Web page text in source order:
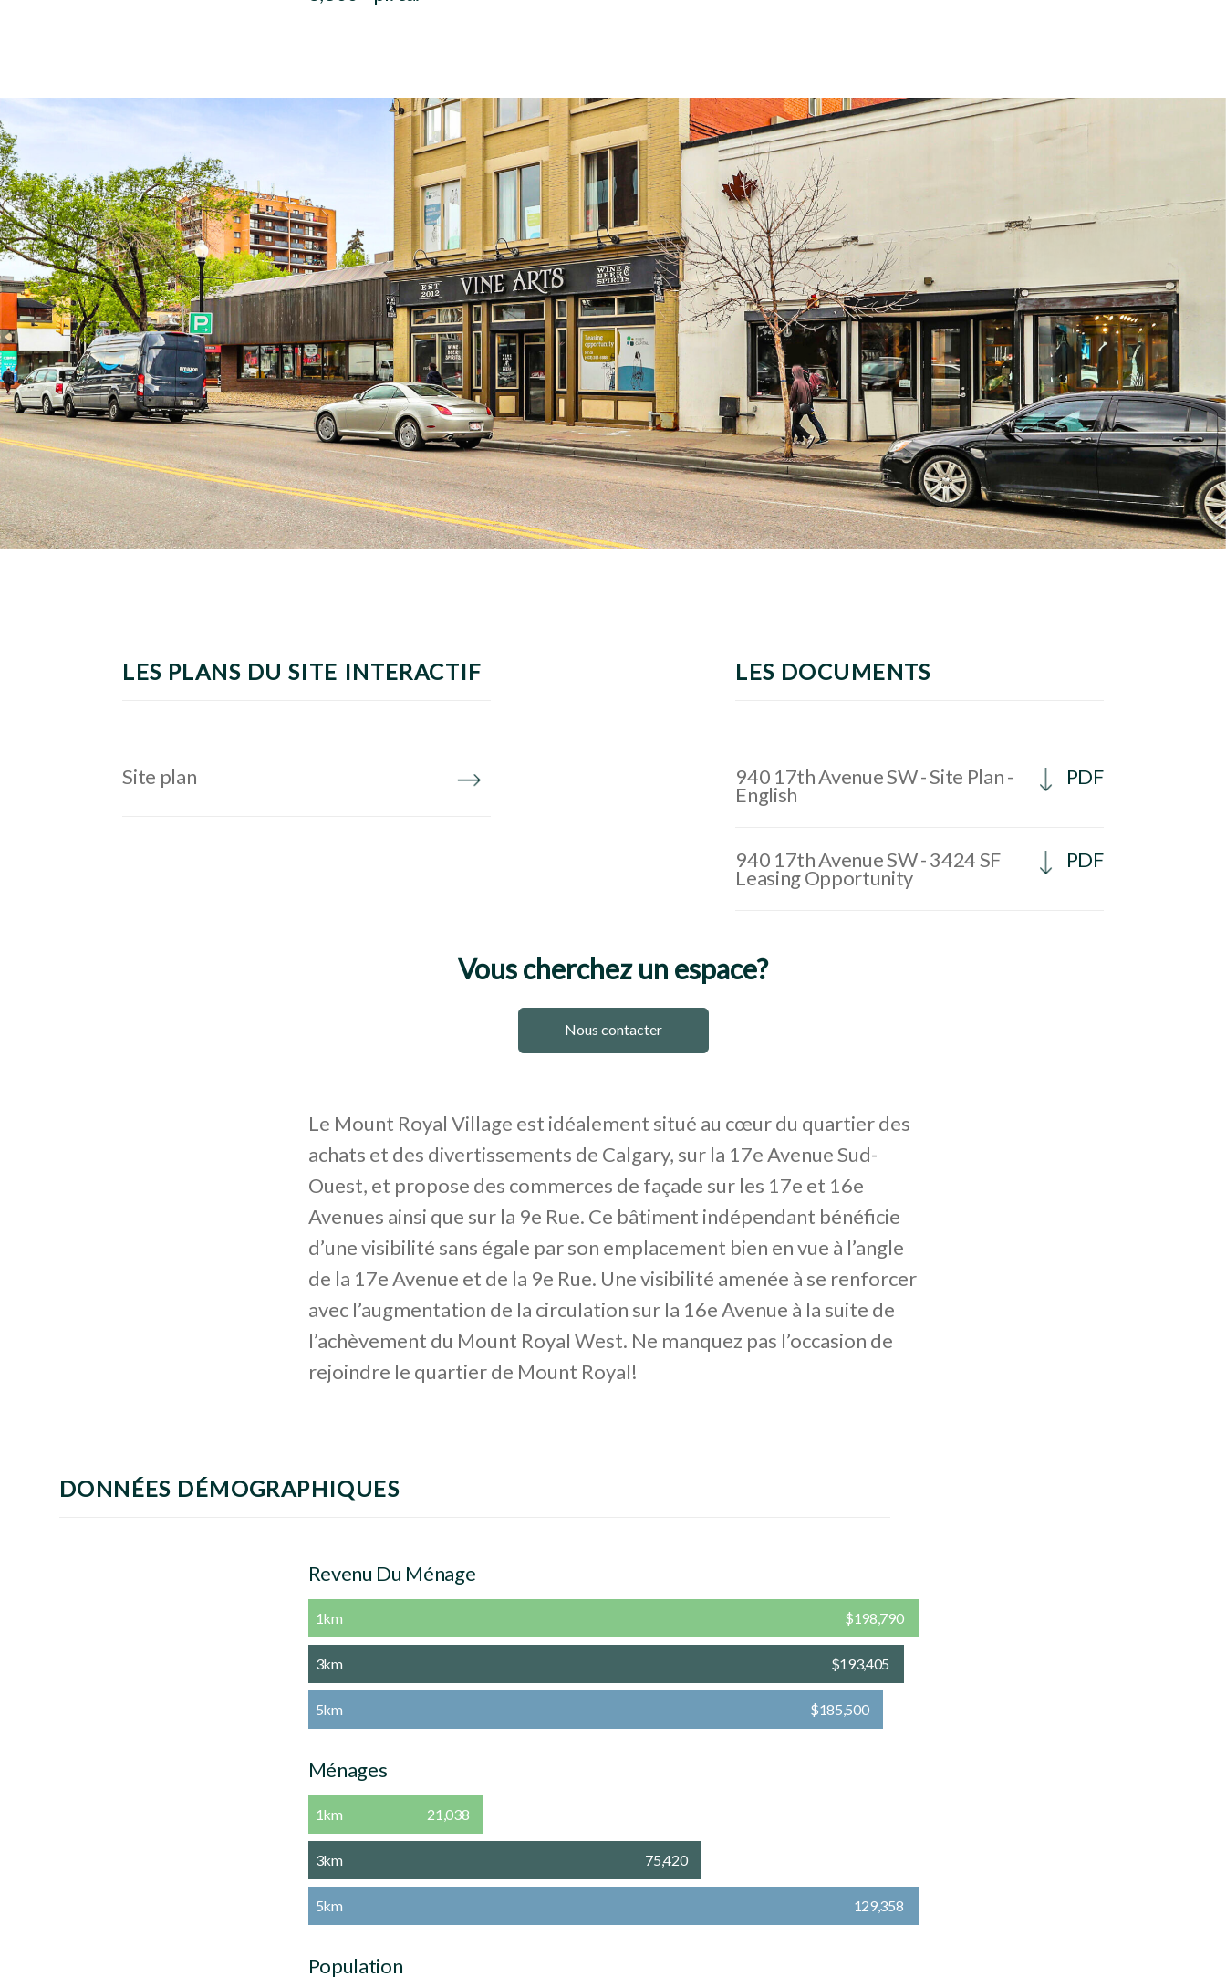
LES PLANS DU SITE INTERACTIF
Site plan
LES DOCUMENTS
940 17th Avenue SW - Site Plan -
English
PDF
940 17th Avenue SW - 3424 SF
Leasing Opportunity
PDF
Vous cherchez un espace?
Nous contacter
Le Mount Royal Village est idéalement situé au cœur du quartier des
achats et des divertissements de Calgary, sur la 17e Avenue Sud-
Ouest, et propose des commerces de façade sur les 17e et 16e
Avenues ainsi que sur la 9e Rue. Ce bâtiment indépendant bénéficie
d’une visibilité sans égale par son emplacement bien en vue à l’angle
de la 17e Avenue et de la 9e Rue. Une visibilité amenée à se renforcer
avec l’augmentation de la circulation sur la 16e Avenue à la suite de
l’achèvement du Mount Royal West. Ne manquez pas l’occasion de
rejoindre le quartier de Mount Royal!
DONNÉES DÉMOGRAPHIQUES
Revenu Du Ménage
1km $198,790
3km $193,405
5km $185,500
Ménages
1km 21,038
3km 75,420
5km 129,358
Population